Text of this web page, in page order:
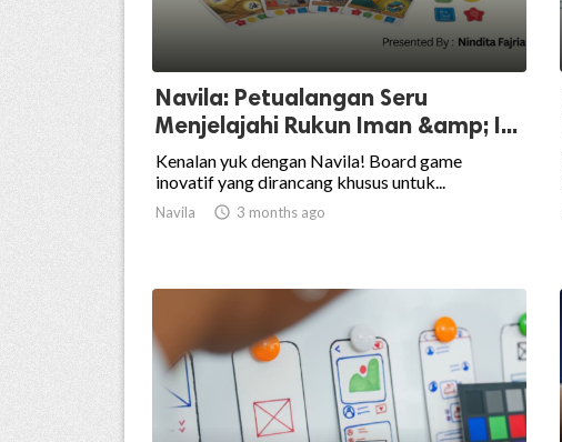
Navila: Petualangan Seru
Menjelajahi Rukun Iman &amp; I...
Kenalan yuk dengan Navila! Board game
inovatif yang dirancang khusus untuk...
Navila  3 months ago